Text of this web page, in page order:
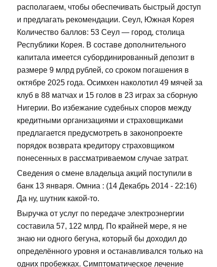
располагаем, чтобы обеспечивать быстрый доступ
и предлагать рекомендации. Сеул, Южная Корея
Количество баллов: 53 Сеул — город, столица
Республики Корея. В составе дополнительного
капитала имеется субординированный депозит в
размере 9 млрд рублей, со сроком погашения в
октябре 2025 года. Осимхен наколотил 49 мячей за
клуб в 88 матчах и 15 голов в 23 играх за сборную
Нигерии. Во избежание судебных споров между
кредитными организациями и страховщиками
предлагается предусмотреть в законопроекте
порядок возврата кредитору страховщиком
понесенных в рассматриваемом случае затрат.
Сведения о смене владельца акций поступили в
банк 13 января. Омниа : (14 Декабрь 2014 - 22:16)
Да ну, шутник какой-то.
Выручка от услуг по передаче электроэнергии
составила 57, 122 млрд. По крайней мере, я не
знаю ни одного бегуна, который бы доходил до
определённого уровня и останавливался только на
одних пробежках. Симптоматическое лечение